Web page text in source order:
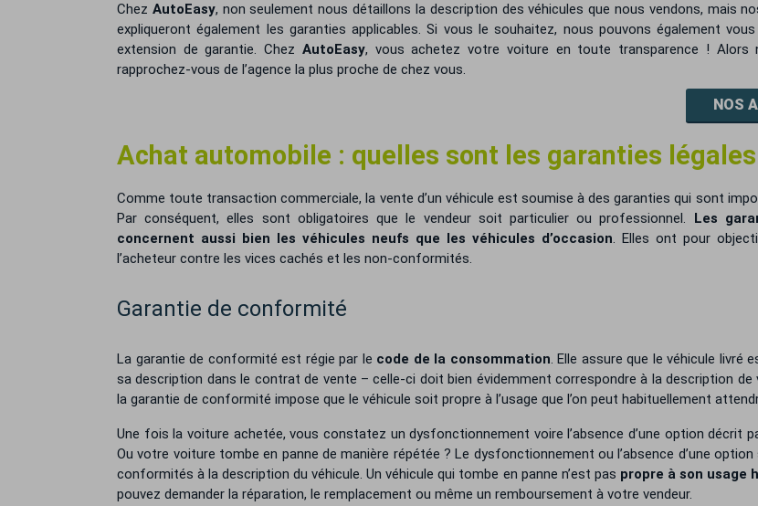
Chez AutoEasy, non seulement nous détaillons la description des véhicules que nous vendons, mais
expliqueront également les garanties applicables. Si vous le souhaitez, nous pouvons également
extension de garantie. Chez AutoEasy, vous achetez votre voiture en toute transparence ! Alors
rapprochez-vous de l’agence la plus proche de chez vous.
NOS
Achat automobile : quelles sont les garanties
Comme toute transaction commerciale, la vente d’un véhicule est soumise à des garanties qui sont
Par conséquent, elles sont obligatoires que le vendeur soit particulier ou professionnel. Les
concernent aussi bien les véhicules neufs que les véhicules d’occasion. Elles ont pour
l’acheteur contre les vices cachés et les non-conformités.
Garantie de conformité
La garantie de conformité est régie par le code de la consommation. Elle assure que le véhicule livré
sa description dans le contrat de vente – celle-ci doit bien évidemment correspondre à la description de
la garantie de conformité impose que le véhicule soit propre à l’usage que l’on peut habituellement
Une fois la voiture achetée, vous constatez un dysfonctionnement voire l’absence d’une option décrit
Ou votre voiture tombe en panne de manière répétée ? Le dysfonctionnement ou l’absence d’une
conformités à la description du véhicule. Un véhicule qui tombe en panne n’est pas propre à son usage
pouvez demander la réparation, le remplacement ou même un remboursement à votre vendeur.